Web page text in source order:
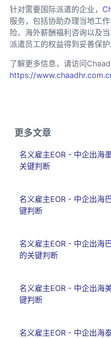
针对需要国际派遣的企业，
服务，包括协助办理当地工
险、海外薪酬福利咨询以及
派遣员工的权益得到妥善保护
了解更多信息，请访问
https://
更多文章
名义雇主EOR - 中企出海
关键判断
名义雇主EOR - 中企出海
键判断
名义雇主EOR - 中企出海
的关键判断
名义雇主EOR - 中企出海
键判断
名义雇主EOR - 中企出海